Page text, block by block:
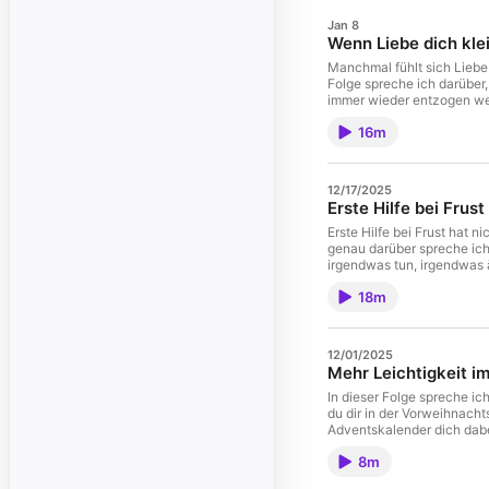
Jan 8
Wenn Liebe dich
Manchmal fühlt sich
Folge spreche ich
immer wieder entzogen
Schuldumkehr,
ist eine Einladung,
Beziehungen mit uns
erschöpft als stärkt dass
zweifeln dass Nähe sich
nichts ein.
16m
12/17/2025
Erste Hilfe bei Frust
Erste Hilfe bei Frust hat
genau darüber spreche
irgendwas tun,
muss, sondern als
all-Erste-Hilfe gibt. Diese
wenn es gerade
verlieren • Klartext
trägst gerade viel. Schön,
18m
12/01/2025
Mehr Leichtigkeit
In dieser Folge spreche
du dir in der
Adventskalender dich
8m